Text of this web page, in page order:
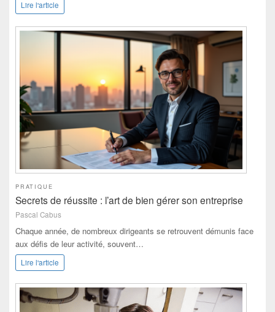
Lire l'article
PRATIQUE
Secrets de réussite : l’art de bien gérer son entreprise
Pascal Cabus
Chaque année, de nombreux dirigeants se retrouvent démunis face
aux défis de leur activité, souvent…
Lire l'article